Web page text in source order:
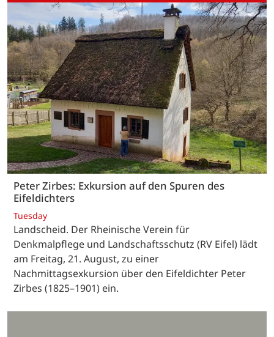
Peter Zirbes: Exkursion auf den Spuren des
Eifeldichters
Tuesday
Landscheid. Der Rheinische Verein für
Denkmalpflege und Landschaftsschutz (RV Eifel) lädt
am Freitag, 21. August, zu einer
Nachmittagsexkursion über den Eifeldichter Peter
Zirbes (1825–1901) ein.